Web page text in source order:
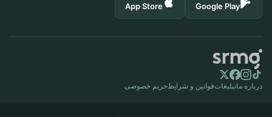
Google Play
App Store
درباره ماتبلیغاتقوانین و شرایطحریم خصوصی